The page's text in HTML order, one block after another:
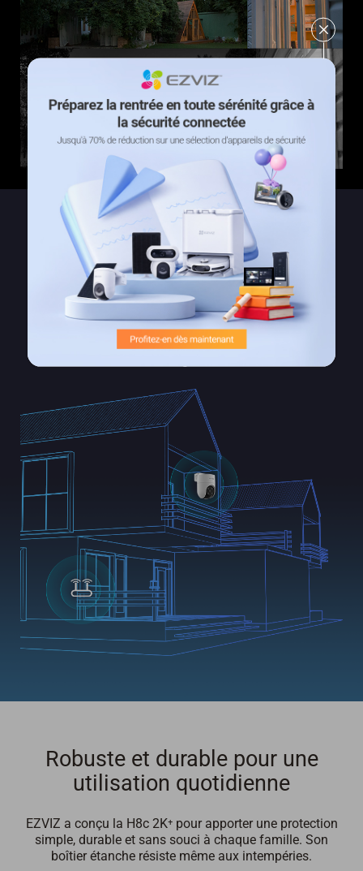
Un design élégant et une
connexion Wi-Fi fiable
De conception compacte pour être placée sous un
avant-toit ou sur un mur extérieur, la H8c 2K⁺ intègre
deux antennes hautes performances pour assurer une
Robuste et durable pour une
utilisation quotidienne
EZVIZ a conçu la H8c 2K⁺ pour apporter une protection
simple, durable et sans souci à chaque famille. Son
boîtier étanche résiste même aux intempéries.